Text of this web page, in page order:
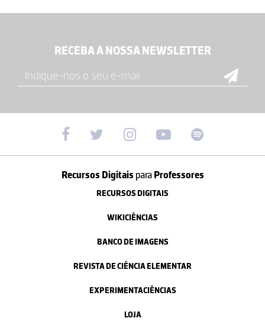
RECEBA A NOSSA NEWSLETTER
Recursos Digitais paraProfessores
RECURSOS DIGITAIS
WIKICIÊNCIAS
BANCO DE IMAGENS
REVISTA DE CIÊNCIA ELEMENTAR
EXPERIMENTACIÊNCIAS
LOJA